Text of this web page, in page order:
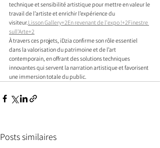
technique et sensibilité artistique pour mettre en valeur le
travail de l’artiste et enrichir l’expérience du
visiteur.Lisson Gallery+2En revenant de l'expo !+2Finestre
sull'Arte+2
À travers ces projets, iDzia confirme son rôle essentiel
dans la valorisation du patrimoine et de l’art
contemporain, en offrant des solutions techniques
innovantes qui servent la narration artistique et favorisent
une immersion totale du public.
Posts similaires